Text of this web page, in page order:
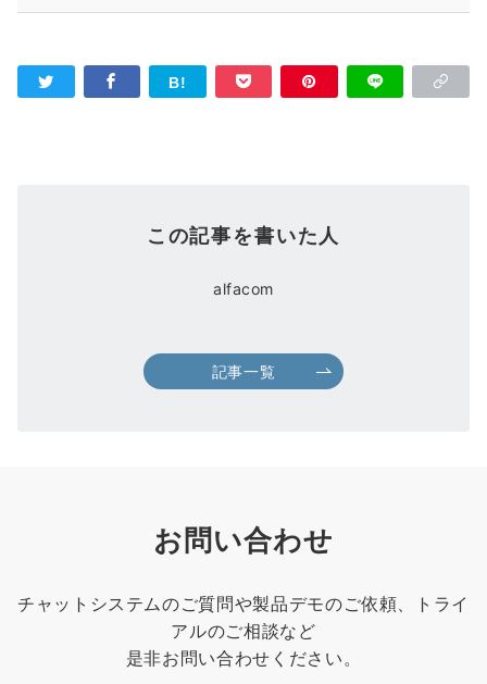
この記事を書いた人
alfacom
記事一覧
お問い合わせ
チャットシステムのご質問や製品デモのご依頼、トライ
アルのご相談など
是非お問い合わせください。